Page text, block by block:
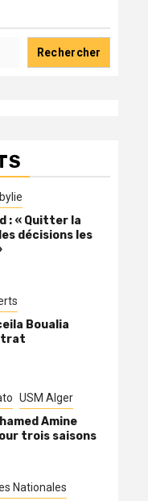
Rechercher
: « Quitter la
décisions les
Boualia
USM Alger
Amine
trois saisons
Nationales